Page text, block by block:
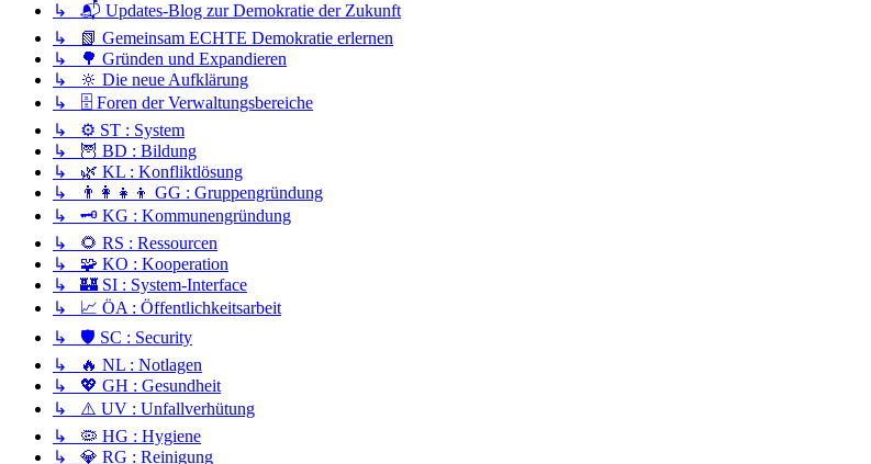
↳ 📬 Updates-Blog zur Demokratie der Zukunft
↳ 📗 Gemeinsam ECHTE Demokratie erlernen
↳ 🌳 Gründen und Expandieren
↳ 🔆 Die neue Aufklärung
↳ 🗄️ Foren der Verwaltungsbereiche
↳ ⚙️ ST : System
↳ 🦉 BD : Bildung
↳ 🌿 KL : Konfliktlösung
↳ 👨‍👩‍👧‍👦 GG : Gruppengründung
↳ 🗝️ KG : Kommunengründung
↳ 🌻 RS : Ressourcen
↳ 🧩 KO : Kooperation
↳ 🏰 SI : System-Interface
↳ 📈 ÖA : Öffentlichkeitsarbeit
↳ 🛡️ SC : Security
↳ 🔥 NL : Notlagen
↳ 💖 GH : Gesundheit
↳ ⚠️ UV : Unfallverhütung
↳ 🦠 HG : Hygiene
↳ 💎 RG : Reinigung